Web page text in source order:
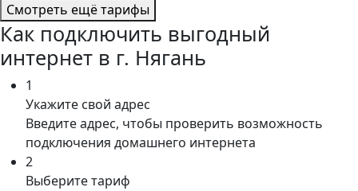
Смотреть ещё тарифы
Как подключить выгодный
интернет в г. Нягань
1
Укажите свой адрес
Введите адрес, чтобы проверить возможность
подключения домашнего интернета
2
Выберите тариф